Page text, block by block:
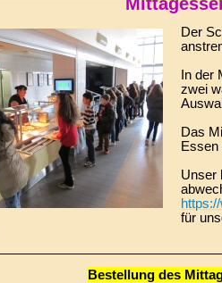
Der
In der
zwei
Das
Essen
Unser
für
Bestellung des